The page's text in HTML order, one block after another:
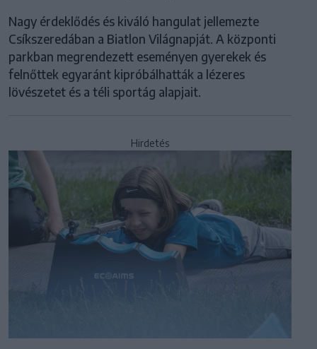
Nagy érdeklődés és kiváló hangulat jellemezte
Csíkszeredában a Biatlon Világnapját. A központi
parkban megrendezett eseményen gyerekek és
felnőttek egyaránt kipróbálhatták a lézeres
lövészetet és a téli sportág alapjait.
Hirdetés